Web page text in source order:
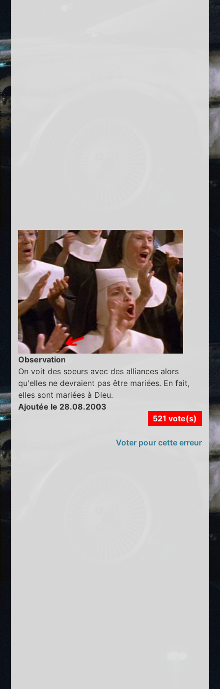
Observation
On voit des soeurs avec des alliances alors
qu'elles ne devraient pas être mariées. En fait,
elles sont mariées à Dieu.
Ajoutée le 28.08.2003
521 vote(s)
Voter pour cette erreur